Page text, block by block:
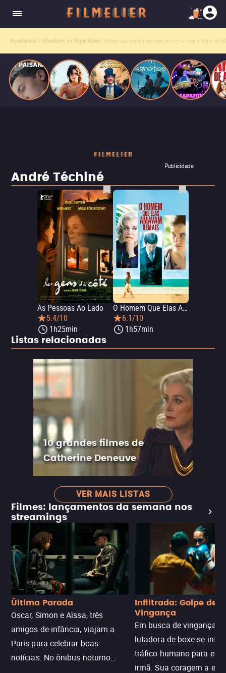
Entre tantas opções,receba o que mais vale seu tempo!
Toda sexta, no seu e-mail.
Publicidade
André Téchiné
As Pessoas Ao Lado
5.4/10
1h25min
O Homem Que Elas Amavam Demais
6.1/10
1h57min
Listas relacionadas
10 grandes filmes de
Catherine Deneuve
VER MAIS LISTAS
Filmes: lançamentos da semana nos
streamings
Última Parada
Oscar, Simon e Aïssa, três
amigos de infância, viajam a
Paris para celebrar boas
notícias. No ônibus noturno
Infiltrada: Golpe de
Vingança
Em busca de vingança,
lutadora de boxe se
tráfico humano para
irmã. Sua coragem a
quando se apaixona por um de seus alvos.